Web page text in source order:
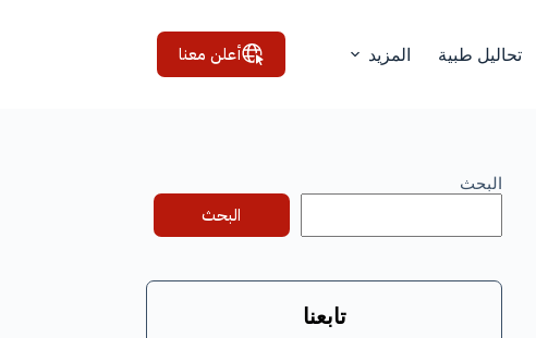
تحاليل طبية المزيد أعلن معنا
البحث
البحث
تابعنا